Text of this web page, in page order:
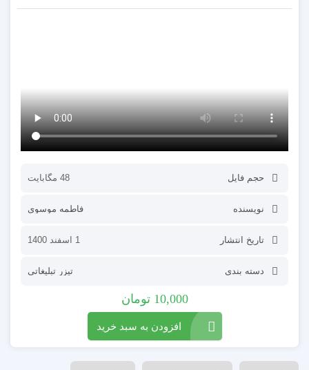
حجم فایل 48 مگابایت
نویسنده فاطمه موسوی
تاریخ انتشار 1 اسفند 1400
دسته بندی تیزر تبلیغاتی
10,000 تومان
افزودن به سبد خرید